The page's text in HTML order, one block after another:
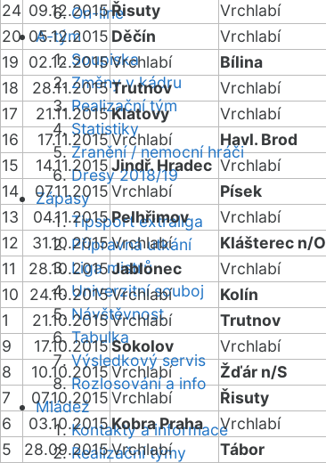
On-line
A-tým
Soupiska
Změny v kádru
Realizační tým
Statistiky
Zranění / nemocní hráči
Dresy 2018/19
Zápasy
Tipsport extraliga
Přípravná utkání
Liga mistrů
Univerzitní souboj
Návštěvnost
Tabulka
Výsledkový servis
Rozlosování a info
Mládež
Kontakty a informace
Realizační týmy
24 09.12.2015Řisuty Vrchlabí
20 05.12.2015 Děčín Vrchlabí
19
02.12.2015Vrchlabí Bílina
18
28.11.2015Trutnov Vrchlabí
17
21.11.2015Klatovy Vrchlabí
16
17.11.2015Vrchlabí Havl. Brod
15
14.11.2015Jindř. Hradec Vrchlabí
14
07.11.2015Vrchlabí Písek
13
04.11.2015Pelhřimov Vrchlabí
12
31.10.2015Vrchlabí Klášterec n/O
11
28.10.2015Jablonec Vrchlabí
10
24.10.2015Vrchlabí Kolín
1
21.10.2015Vrchlabí Trutnov
9
17.10.2015Sokolov Vrchlabí
8
10.10.2015Vrchlabí Žďár n/S
7
07.10.2015Vrchlabí Řisuty
6
03.10.2015Kobra Praha Vrchlabí
5
28.09.2015Vrchlabí Tábor